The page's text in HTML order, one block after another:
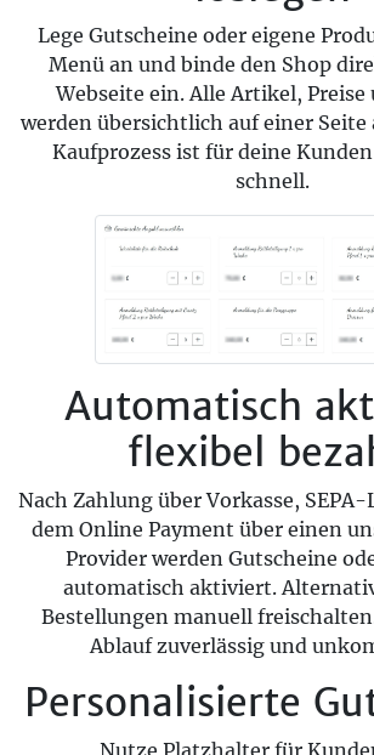
Lege Gutscheine oder eigene
Menü an und binde den Shop
Webseite ein. Alle Artikel, Preise
werden übersichtlich auf einer
Kaufprozess ist für deine
schnell.
Automatisch
flexibel
Nach Zahlung über Vorkasse,
dem Online Payment über einen
Provider werden Gutscheine
automatisch aktiviert.
Bestellungen manuell
Ablauf zuverlässig und
Personalisierte